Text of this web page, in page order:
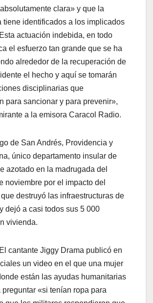
clara» y que la
tiene identificados a los implicados
actuación indebida, en todo
el esfuerzo tan grande que se ha
alrededor de la recuperación de
el hecho y aquí se tomarán
disciplinarias que
para sancionar y para prevenir»,
a la emisora Caracol Radio.
de San Andrés, Providencia y
único departamento insular de
azotado en la madrugada del
noviembre por el impacto del
destruyó las infraestructuras de
dejó a casi todos sus 5 000
vivienda.
cantante Jiggy Drama publicó en
un video en el que una mujer
están las ayudas humanitarias
preguntar «si tenían ropa para